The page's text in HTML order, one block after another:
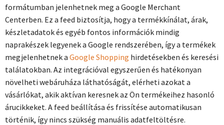
formátumban jelenhetnek meg a Google Merchant
Centerben. Ez a feed biztosítja, hogy a termékkínálat, árak,
készletadatok és egyéb fontos információk mindig
naprakészek legyenek a Google rendszerében, így a termékek
megjelenhetnek a Google Shopping hirdetésekben és keresési
találatokban. Az integrációval egyszerűen és hatékonyan
növelheti webáruháza láthatóságát, elérheti azokat a
vásárlókat, akik aktívan keresnek az Ön termékeihez hasonló
árucikkeket. A feed beállítása és frissítése automatikusan
történik, így nincs szükség manuális adatfeltöltésre.